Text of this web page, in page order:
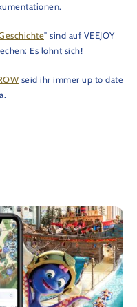
" sind auf VEEJOY
Es lohnt sich!
seid ihr immer up to date